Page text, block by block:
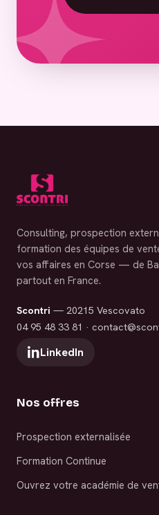
Consulting, prospection
formation des équipes de
vos affaires en Corse — de
partout en France.
Scontri — 20215 Vescovato
04 95 48 33 81 ·
LinkedIn
Nos offres
Prospection externalisée
Formation Continue
Ouvrez votre académie de